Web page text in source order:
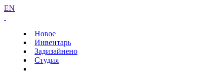
EN
Новое
Инвентарь
Задизайнено
Студия